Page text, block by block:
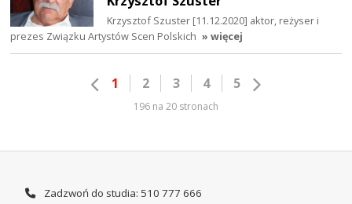
Krzysztof Szuster [11.12.2020] aktor, reżyser i
prezes Związku Artystów Scen Polskich » więcej
1 2 3 4 5
196 na 20 stronach
Zadzwoń do studia: 510 777 666